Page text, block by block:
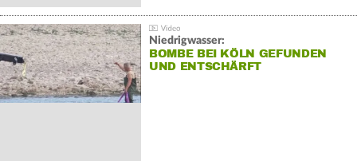
Niedrigwasser:
BOMBE BEI KÖLN GEFUNDEN
UND ENTSCHÄRFT